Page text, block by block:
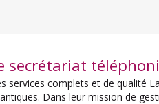
secrétariat
services complets et de qualité
Dans leur mission de